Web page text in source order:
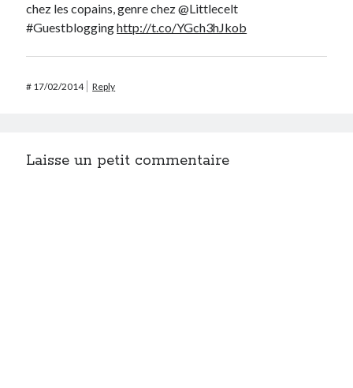
chez les copains, genre chez @Littlecelt
#Guestblogginghttp://t.co/YGch3hJkob
# 17/02/2014 Reply
Laisse un petit commentaire